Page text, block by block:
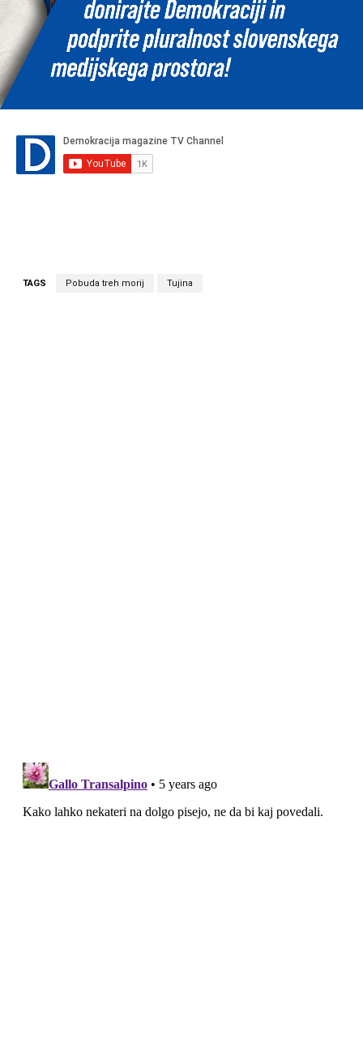
TAGS Pobuda treh morij Tujina